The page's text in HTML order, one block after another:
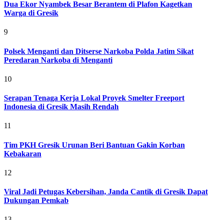
Dua Ekor Nyambek Besar Berantem di Plafon Kagetkan
Warga di Gresik
9
Polsek Menganti dan Ditserse Narkoba Polda Jatim Sikat
Peredaran Narkoba di Menganti
10
Serapan Tenaga Kerja Lokal Proyek Smelter Freeport
Indonesia di Gresik Masih Rendah
11
Tim PKH Gresik Urunan Beri Bantuan Gakin Korban
Kebakaran
12
Viral Jadi Petugas Kebersihan, Janda Cantik di Gresik Dapat
Dukungan Pemkab